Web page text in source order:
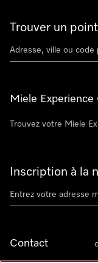
Trouver un
Miele Experience
Trouvez votre Miele
Inscription à la
Contact